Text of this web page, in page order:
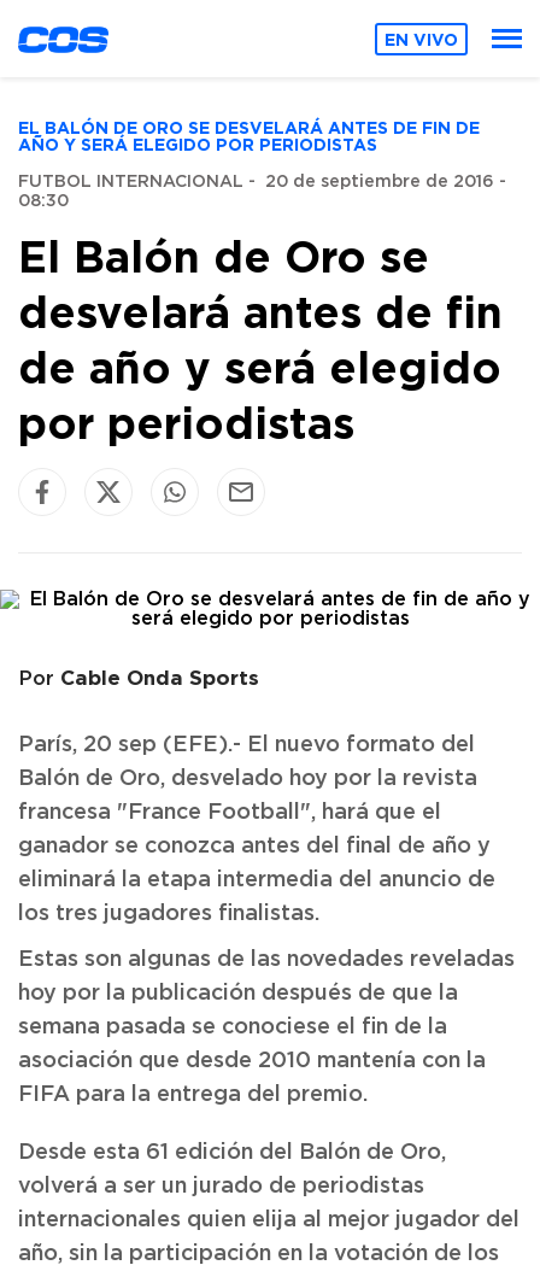
EN VIVO
EL BALÓN DE ORO SE DESVELARÁ ANTES DE FIN DE
AÑO Y SERÁ ELEGIDO POR PERIODISTAS
FUTBOL INTERNACIONAL - 20 de septiembre de 2016 -
08:30
El Balón de Oro se
desvelará antes de fin
de año y será elegido
por periodistas
Por Cable Onda Sports
París, 20 sep (EFE).- El nuevo formato del
Balón de Oro, desvelado hoy por la revista
francesa "France Football", hará que el
ganador se conozca antes del final de año y
eliminará la etapa intermedia del anuncio de
los tres jugadores finalistas.
Estas son algunas de las novedades reveladas
hoy por la publicación después de que la
semana pasada se conociese el fin de la
asociación que desde 2010 mantenía con la
FIFA para la entrega del premio.
Desde esta 61 edición del Balón de Oro,
volverá a ser un jurado de periodistas
internacionales quien elija al mejor jugador del
año, sin la participación en la votación de los